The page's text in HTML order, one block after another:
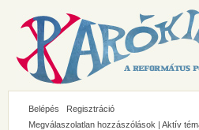
Belépés
Regisztráció
Megválaszolatlan hozzászólások | Aktív